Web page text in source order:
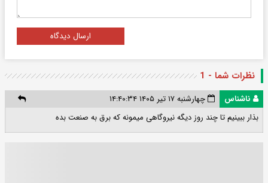
ارسال دیدگاه
نظرات شما - 1
ناشناس
چهارشنبه ۱۷ تیر ۱۴۰۵ ۱۴:۴۰:۳۴
بذار ببینیم تا چند روز دیگه نیروگاهی میمونه که برق به صنعت بده